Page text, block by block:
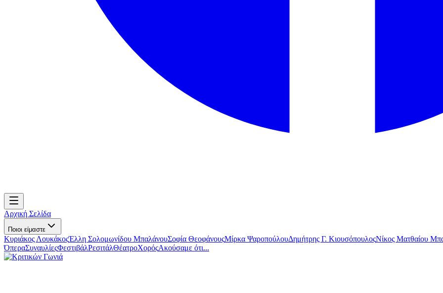
Αρχική Σελίδα
Ποιοι είμαστε
Κυριάκος ΛουκάκοςΈλλη Σολομωνίδου ΜπαλάνουΣοφία ΘεοφάνουςΜίρκα ΨαροπούλουΔημήτρης Γ. ΚιουσόπουλοςΝίκος Ματθαίου
ΌπεραΣυναυλίεςΦεστιβάλΡεσιτάλΘέατροΧορόςΑκούσαμε ότι...